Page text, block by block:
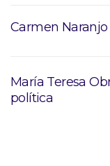
Carmen
María Teresa
política